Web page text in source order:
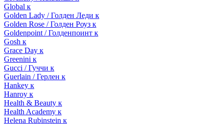
Global к
Golden Lady / Голден Леди к
Golden Rose / Голден Роуз к
Goldenpoint / Голденпоинт к
Gosh к
Grace Day к
Greenini к
Gucci / Гуччи к
Guerlain / Герлен к
Hankey к
Hanroy к
Health & Beauty к
Health Academy к
Helena Rubinstein к